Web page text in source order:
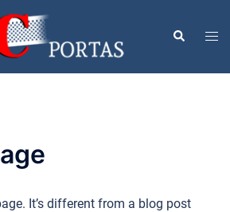
Search
It’s different from a blog post